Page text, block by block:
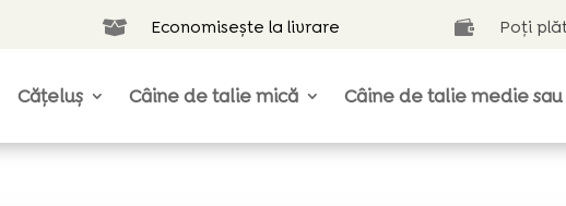
 Economisește la livrare  Poți
Cățeluș Câine de talie mică Câine de talie medie